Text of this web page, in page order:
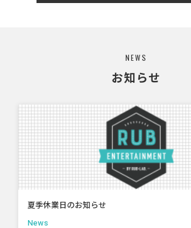
NEWS
お知らせ
夏季休業日のお知らせ
News